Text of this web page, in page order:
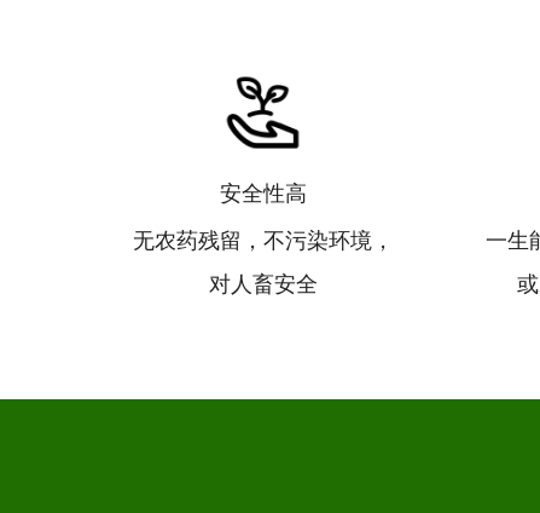
安全性高
无农药残留，不污染环境，
对人畜安全
一生